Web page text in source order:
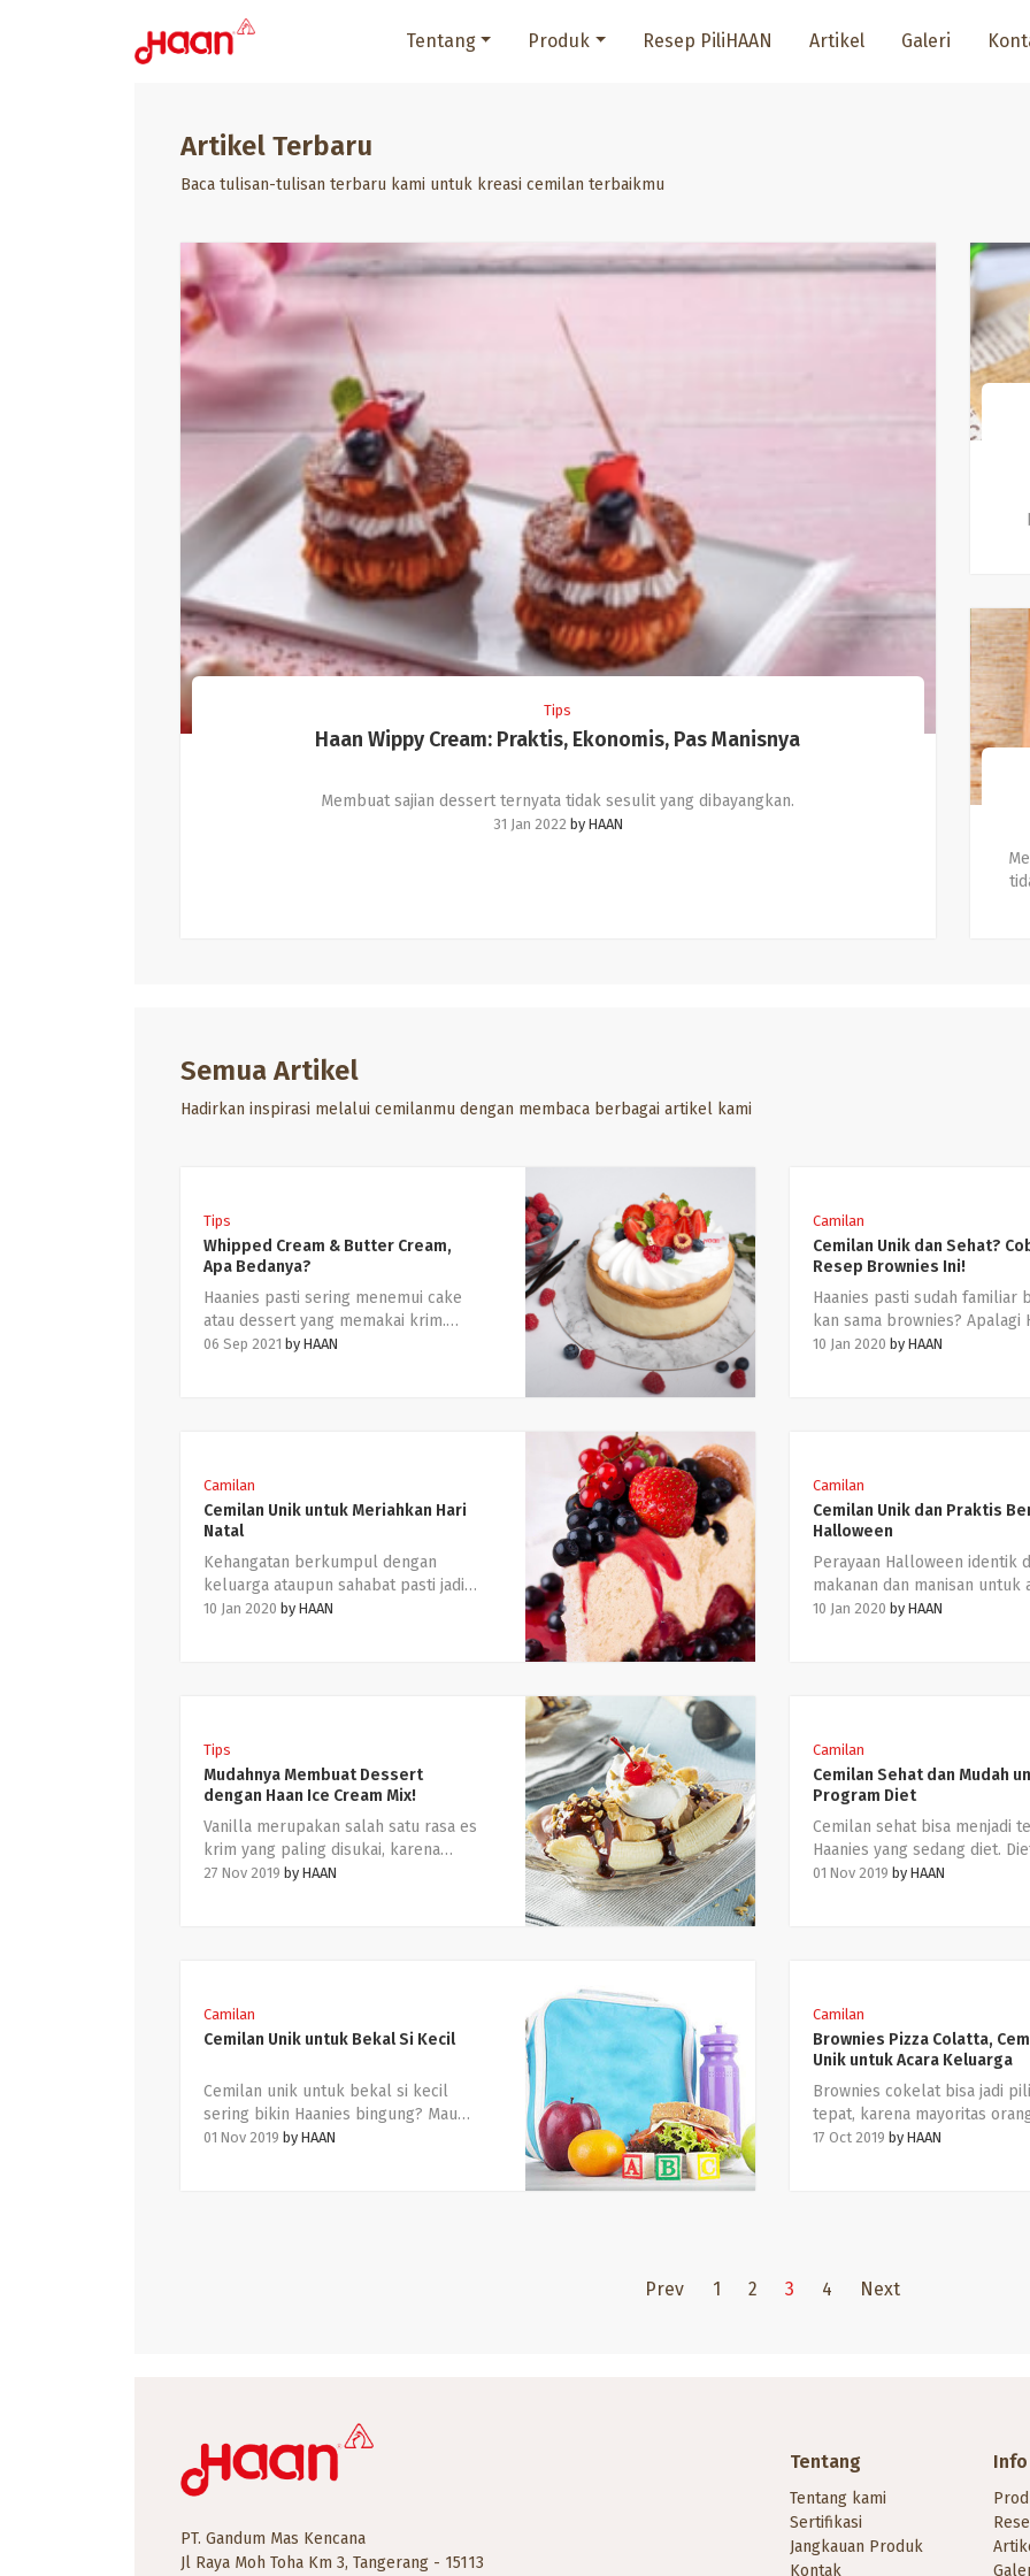
Tentang Produk Resep PiliHAAN Artikel Galeri
Artikel Terbaru
Baca tulisan-tulisan terbaru kami untuk kreasi cemilan terbaikmu
Tips
Haan Wippy Cream: Praktis, Ekonomis, Pas Manisnya
Membuat sajian dessert ternyata tidak sesulit yang dibayangkan.
31 Jan 2022 by HAAN
Semua Artikel
Hadirkan inspirasi melalui cemilanmu dengan membaca berbagai artikel kami
Tips
Whipped Cream & Butter Cream,
Apa Bedanya?
Haanies pasti sering menemui cake
atau dessert yang memakai krim.
Secara sekilas semua krim tampak
06 Sep 2021 by HAAN
Camilan
Cemilan Unik dan Sehat?
Resep Brownies Ini!
Haanies pasti sudah familiar
kan sama brownies? Apalagi
Sweet Haan juga sudah sering
brownies yang bisa dibuat
rumah dengan berbagai
bentuk, warna, dan rasa.
10 Jan 2020 by HAAN
Camilan
Cemilan Unik untuk Meriahkan Hari
Natal
Kehangatan berkumpul dengan
keluarga ataupun sahabat pasti jadi
momen yang Haanies tunggu-tunggu
10 Jan 2020 by HAAN
Camilan
Cemilan Unik dan Praktis
Halloween
Perayaan Halloween identik
makanan dan manisan untuk
anak, mulai dari kue sampai
lainnya.
10 Jan 2020 by HAAN
Tips
Mudahnya Membuat Dessert
dengan Haan Ice Cream Mix!
Vanilla merupakan salah satu rasa es
krim yang paling disukai, karena
rasanya yang netral dan mudah
27 Nov 2019 by HAAN
Camilan
Cemilan Sehat dan Mudah
Program Diet
Cemilan sehat bisa menjadi
Haanies yang sedang diet.
berarti tidak makan sama
01 Nov 2019 by HAAN
Camilan
Cemilan Unik untuk Bekal Si Kecil
Cemilan unik untuk bekal si kecil
sering bikin Haanies bingung? Mau
buat apa untuk bekal si Kecil besok?
01 Nov 2019 by HAAN
Camilan
Brownies Pizza Colatta,
Unik untuk Acara Keluarga
Brownies cokelat bisa jadi
tepat, karena mayoritas
Indonesia menyukai kue ini.
17 Oct 2019 by HAAN
Prev 1 2 3 4 Next
PT. Gandum Mas Kencana
Jl Raya Moh Toha Km 3, Tangerang - 15113
Tentang
Tentang kami
Sertifikasi
Jangkauan Produk
Kontak
Info